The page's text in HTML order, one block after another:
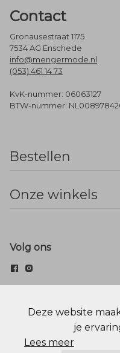
Contact
Gronausestraat 1175
7534 AG Enschede
info@mengermode.nl
(053) 461 14 73
KvK-nummer: 06063127
BTW-nummer:
Bestellen
Onze winkels
Volg ons
© Menger Mode
Cookie statement
Deze website
je
Lees meer